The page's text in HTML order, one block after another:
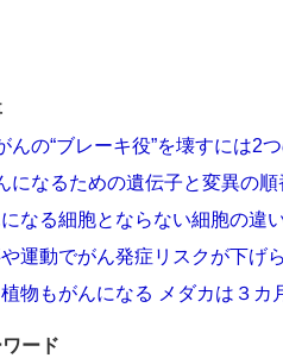
んの“ブレーキ役”を壊すには2
になるための遺伝子と変異の
なる細胞とならない細胞の違
運動でがん発症リスクが下げ
物もがんになる メダカは３カ
ード